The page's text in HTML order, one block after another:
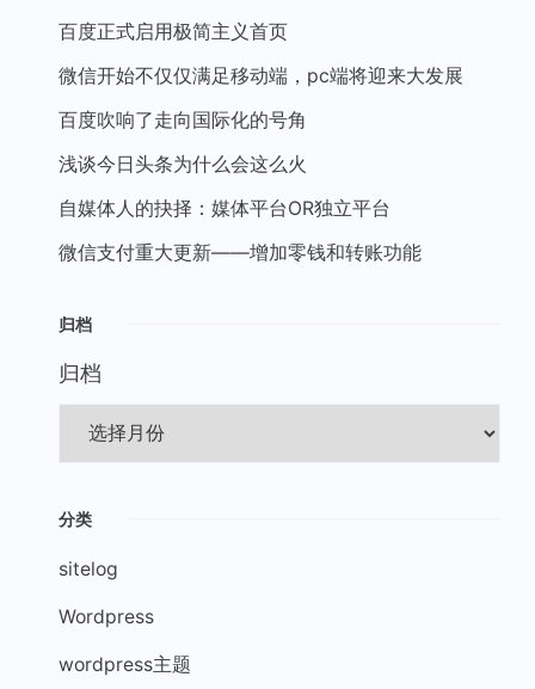
百度正式启用极简主义首页
微信开始不仅仅满足移动端，pc端将迎来大发展
百度吹响了走向国际化的号角
浅谈今日头条为什么会这么火
自媒体人的抉择：媒体平台OR独立平台
微信支付重大更新——增加零钱和转账功能
归档
归档
分类
sitelog
Wordpress
wordpress主题